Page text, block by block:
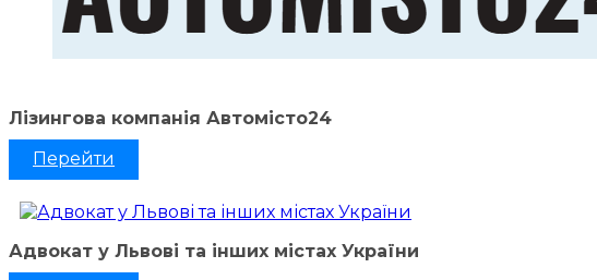
Лізингова компанія Автомісто24
Перейти
Адвокат у Львові та інших містах України